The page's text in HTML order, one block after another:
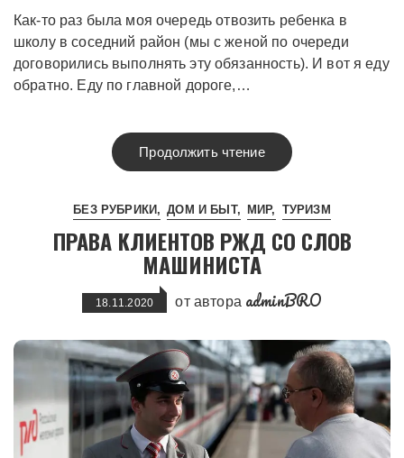
Как-то раз была моя очередь отвозить ребенка в
школу в соседний район (мы с женой по очереди
договорились выполнять эту обязанность). И вот я еду
обратно. Еду по главной дороге,…
Продолжить чтение
БЕЗ РУБРИКИ ДОМ И БЫТ МИР ТУРИЗМ
ПРАВА КЛИЕНТОВ РЖД СО СЛОВ
МАШИНИСТА
18.11.2020 от автора adminBRO